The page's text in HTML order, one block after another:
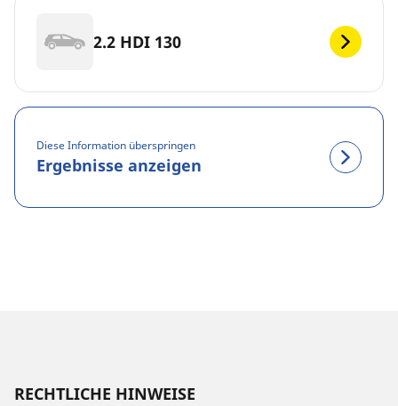
2.2 HDI 130
Diese Information überspringen
Ergebnisse anzeigen
RECHTLICHE HINWEISE